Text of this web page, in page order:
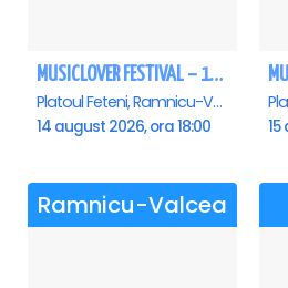
MUSICLOVER FESTIVAL – 14 August – Puya, Johny Romano, Shift, Badd G, DJ Matei & Bogdanov
Platoul Feteni, Ramnicu-Valcea
14 august 2026, ora 18:00 15
Ramnicu-Valcea